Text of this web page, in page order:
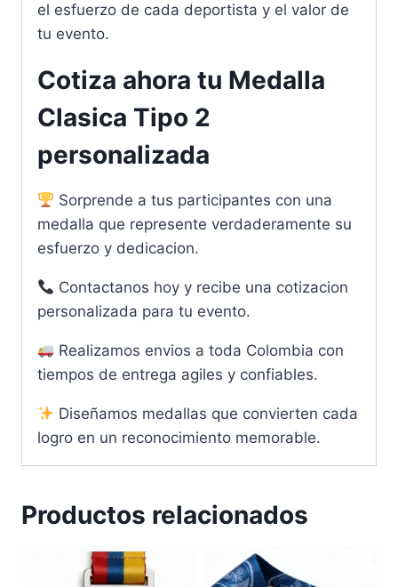
el esfuerzo de cada deportista y el valor de
tu evento.
Cotiza ahora tu Medalla
Clasica Tipo 2
personalizada
Sorprende a tus participantes con una
medalla que represente verdaderamente su
esfuerzo y dedicacion.
Contactanos hoy y recibe una cotizacion
personalizada para tu evento.
Realizamos envios a toda Colombia con
tiempos de entrega agiles y confiables.
Diseñamos medallas que convierten cada
logro en un reconocimiento memorable.
Productos relacionados